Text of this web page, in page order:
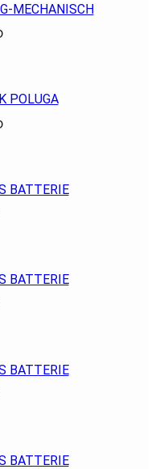
MECHANISCH
POLUGA
BATTERIE
BATTERIE
BATTERIE
BATTERIE